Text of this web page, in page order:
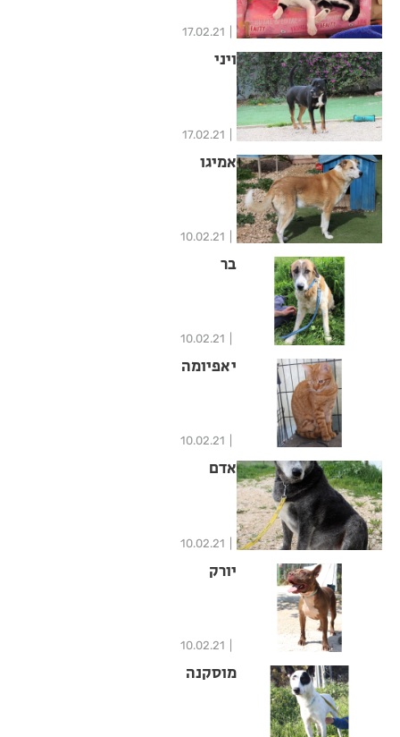
17.02.21
ויני
17.02.21
אמיגו
10.02.21
בר
10.02.21
יאפיומה
10.02.21
אדם
10.02.21
יורק
10.02.21
מוסקנה